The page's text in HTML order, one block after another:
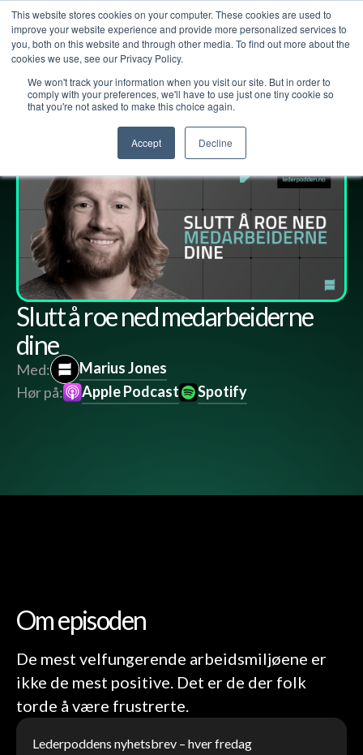
This website stores cookies on your computer. These cookies are used to
improve your website experience and provide more personalized services to
you, both on this website and through other media. To find out more about the
cookies we use, see our Privacy Policy.
We won't track your information when you visit our site. But in order to
comply with your preferences, we'll have to use just one tiny cookie so
that you're not asked to make this choice again.
Accept Decline
Lederpodden 13mar 2026 304 Del
Slutt å roe ned medarbeiderne
dine
Med:
Marius Jones
Hør på:
Apple Podcast Spotify
Om episoden
De mest velfungerende arbeidsmiljøene er
ikke de mest positive. Det er de der folk
torde å være frustrerte.
Lederpoddens nyhetsbrev – hver fredag